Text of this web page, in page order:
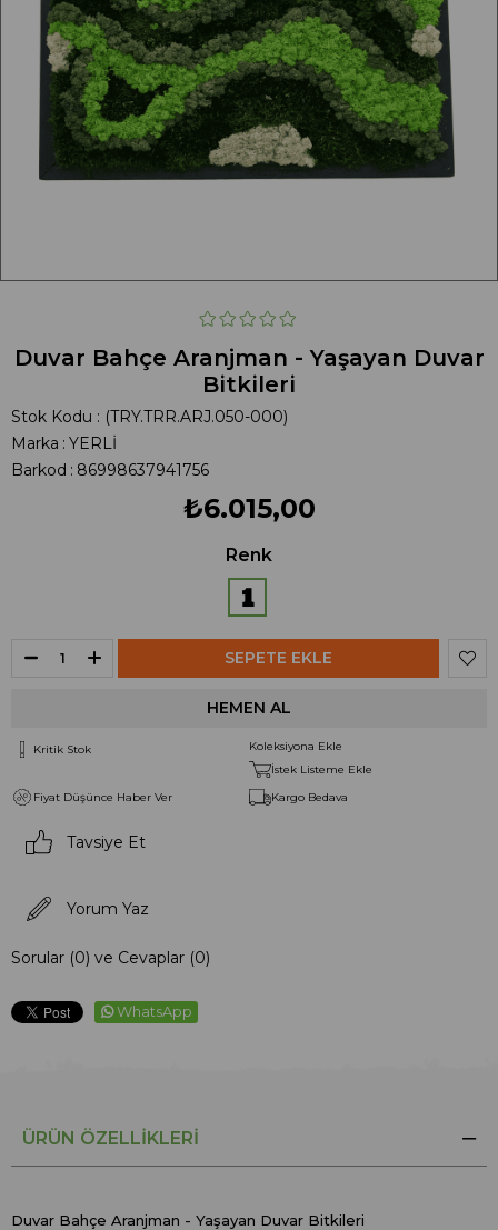
Duvar Bahçe Aranjman - Yaşayan Duvar
Bitkileri
Stok Kodu
(TRY.TRR.ARJ.050-000)
Marka : YERLİ
Barkod : 86998637941756
₺6.015,00
Renk
Kritik Stok
Koleksiyona Ekle
İstek Listeme Ekle
Fiyat Düşünce Haber Ver
Kargo Bedava
Tavsiye Et
Yorum Yaz
Sorular (0) ve Cevaplar (0)
WhatsApp
ÜRÜN ÖZELLIKLERI
Duvar Bahçe Aranjman - Yaşayan Duvar Bitkileri